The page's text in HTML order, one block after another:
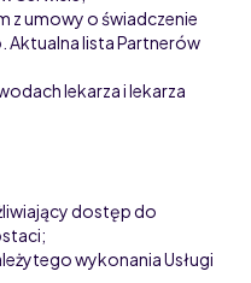
z umowy o świadczenie
Aktualna lista Partnerów
lekarza i lekarza
dostęp do
wykonania Usługi